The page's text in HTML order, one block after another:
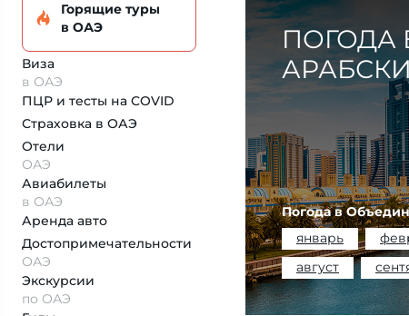
Горящие туры
в ОАЭ
Виза
в ОАЭ
ПЦР и тесты на COVID
Страховка в ОАЭ
Отели
ОАЭ
Авиабилеты
в ОАЭ
Аренда авто
Достопримеча­тельности
ОАЭ
Экскурсии
по ОАЭ
ПОГОДА
Погода в
январь
август